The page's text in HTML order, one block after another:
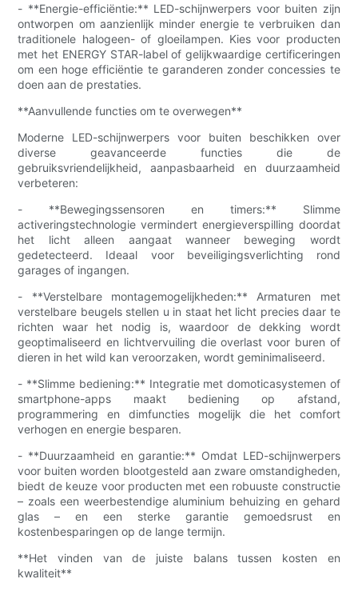
- **Energie-efficiëntie:** LED-schijnwerpers voor buiten zijn
ontworpen om aanzienlijk minder energie te verbruiken dan
traditionele halogeen- of gloeilampen. Kies voor producten
met het ENERGY STAR-label of gelijkwaardige certificeringen
om een ​​hoge efficiëntie te garanderen zonder concessies te
doen aan de prestaties.
**Aanvullende functies om te overwegen**
Moderne LED-schijnwerpers voor buiten beschikken over
diverse geavanceerde functies die de
gebruiksvriendelijkheid, aanpasbaarheid en duurzaamheid
verbeteren:
- **Bewegingssensoren en timers:** Slimme
activeringstechnologie vermindert energieverspilling doordat
het licht alleen aangaat wanneer beweging wordt
gedetecteerd. Ideaal voor beveiligingsverlichting rond
garages of ingangen.
- **Verstelbare montagemogelijkheden:** Armaturen met
verstelbare beugels stellen u in staat het licht precies daar te
richten waar het nodig is, waardoor de dekking wordt
geoptimaliseerd en lichtvervuiling die overlast voor buren of
dieren in het wild kan veroorzaken, wordt geminimaliseerd.
- **Slimme bediening:** Integratie met domoticasystemen of
smartphone-apps maakt bediening op afstand,
programmering en dimfuncties mogelijk die het comfort
verhogen en energie besparen.
- **Duurzaamheid en garantie:** Omdat LED-schijnwerpers
voor buiten worden blootgesteld aan zware omstandigheden,
biedt de keuze voor producten met een robuuste constructie
– zoals een weerbestendige aluminium behuizing en gehard
glas – en een sterke garantie gemoedsrust en
kostenbesparingen op de lange termijn.
**Het vinden van de juiste balans tussen kosten en
kwaliteit**